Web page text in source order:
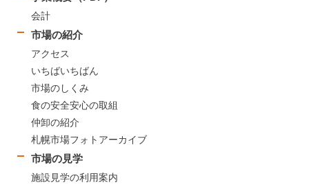
会計
市場の紹介
アクセス
いちばいちばん
市場のしくみ
食の安全安心の取組
仲卸の紹介
札幌市場フォトアーカイブ
市場の見学
施設見学の利用案内